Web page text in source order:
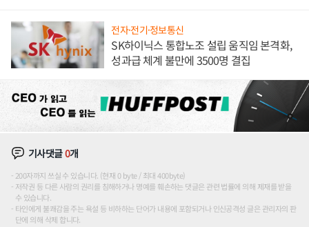
전자·전기·정보통신
SK하이닉스 통합노조 설립 움직임 본격화,
성과급 체계 불만에 3500명 결집
기사댓글0개
200자까지 쓰실 수 있습니다. (현재 0 byte / 최대 400byte)
저작권 등 다른 사람의 권리를 침해하거나 명예를 훼손하는 댓글은 관련 법률에 의해 제재를 받을
수 있습니다.
타인에게 불쾌감을 주는 욕설 등 비하하는 단어가 내용에 포함되거나 인신공격성 글은 관리자의 판
단에 의해 삭제 합니다.